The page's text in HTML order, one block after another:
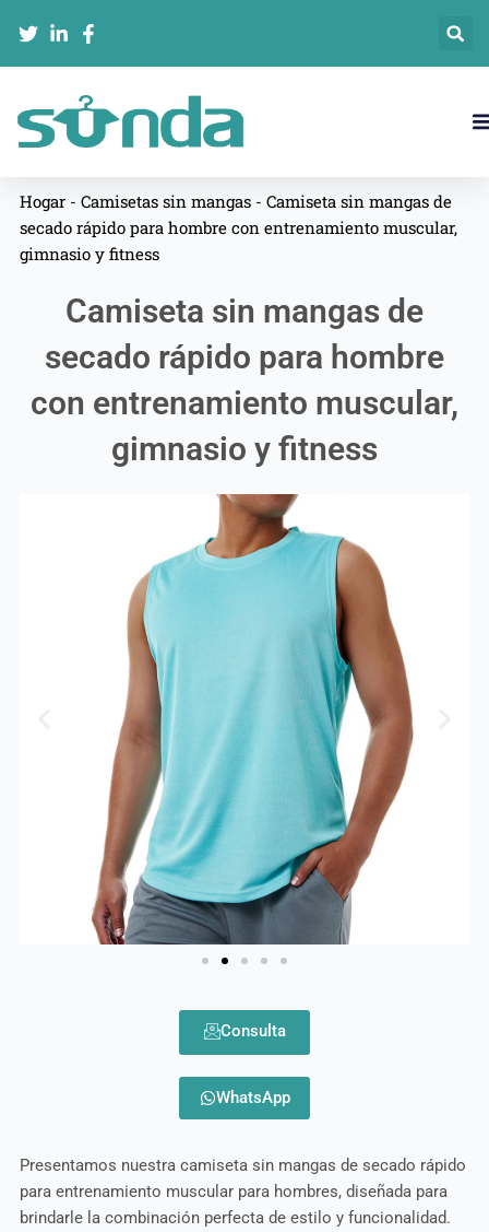
contenido
Hogar- Camisetas sin mangas- Camiseta sin mangas de
secado rápido para hombre con entrenamiento muscular,
gimnasio y fitness
Camiseta sin mangas de
secado rápido para hombre
con entrenamiento muscular,
gimnasio y fitness
Consulta
WhatsApp
Presentamos nuestra camiseta sin mangas de secado rápido
para entrenamiento muscular para hombres, diseñada para
brindarle la combinación perfecta de estilo y funcionalidad.